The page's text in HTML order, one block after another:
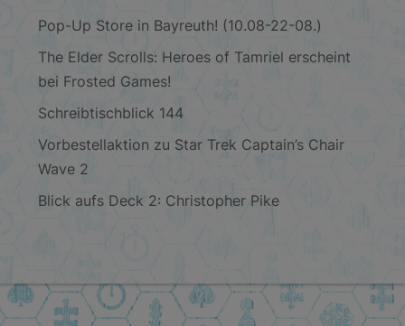
Pop-Up Store in Bayreuth! (10.08-22-08.)
The Elder Scrolls: Heroes of Tamriel erscheint
bei Frosted Games!
Schreibtischblick 144
Vorbestellaktion zu Star Trek Captain’s Chair
Wave 2
Blick aufs Deck 2: Christopher Pike